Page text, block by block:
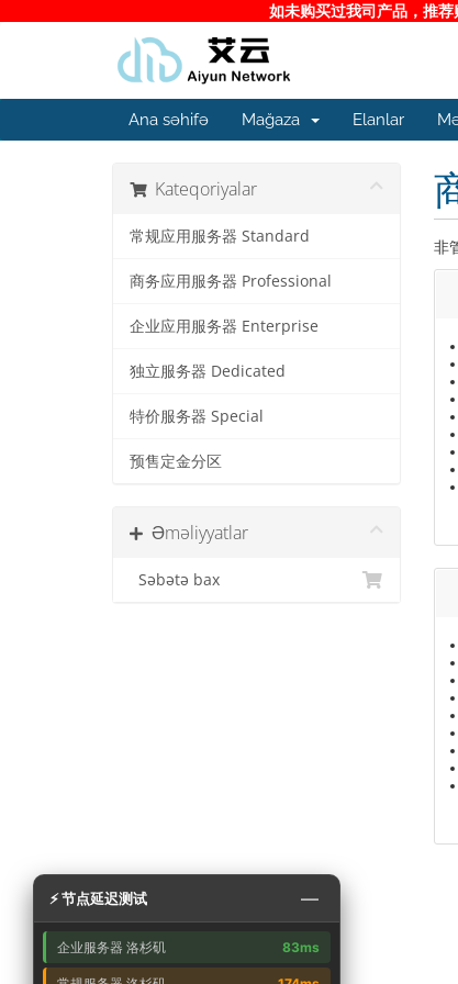
如未购买过我司产品，推
Ana səhifə Mağaza Elanlar
Kateqoriyalar
常规应用服务器 Standard
商务应用服务器 Professional
企业应用服务器 Enterprise
独立服务器 Dedicated
特价服务器 Special
预售定金分区
Əməliyyatlar
Səbətə bax
非
⚡ 节点延迟测试 —
企业服务器 洛杉矶 83ms